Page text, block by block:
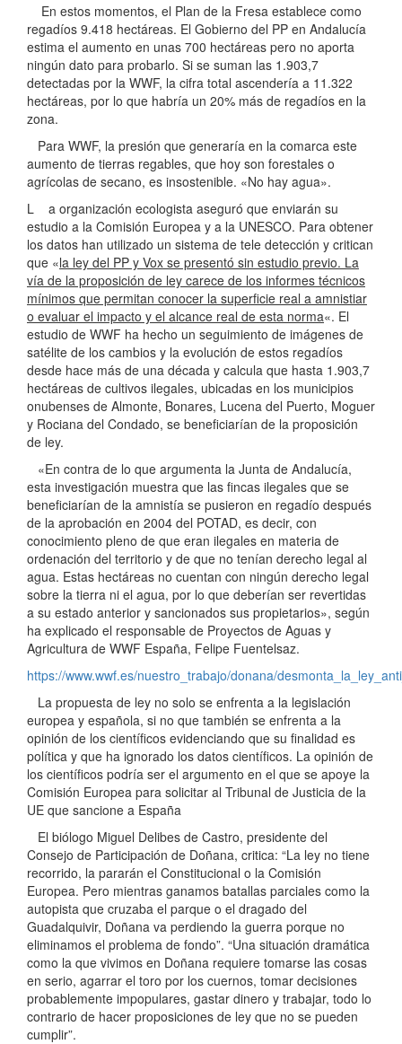
En estos momentos, el Plan de la Fresa establece como
regadíos 9.418 hectáreas. El Gobierno del PP en Andalucía
estima el aumento en unas 700 hectáreas pero no aporta
ningún dato para probarlo. Si se suman las 1.903,7
detectadas por la WWF, la cifra total ascendería a 11.322
hectáreas, por lo que habría un 20% más de regadíos en la
zona.
Para WWF, la presión que generaría en la comarca este
aumento de tierras regables, que hoy son forestales o
agrícolas de secano, es insostenible. «No hay agua».
L a organización ecologista aseguró que enviarán su
estudio a la Comisión Europea y a la UNESCO. Para obtener
los datos han utilizado un sistema de tele detección y critican
que «la ley del PP y Vox se presentó sin estudio previo. La
vía de la proposición de ley carece de los informes técnicos
mínimos que permitan conocer la superficie real a amnistiar
o evaluar el impacto y el alcance real de esta norma«. El
estudio de WWF ha hecho un seguimiento de imágenes de
satélite de los cambios y la evolución de estos regadíos
desde hace más de una década y calcula que hasta 1.903,7
hectáreas de cultivos ilegales, ubicadas en los municipios
onubenses de Almonte, Bonares, Lucena del Puerto, Moguer
y Rociana del Condado, se beneficiarían de la proposición
de ley.
«En contra de lo que argumenta la Junta de Andalucía,
esta investigación muestra que las fincas ilegales que se
beneficiarían de la amnistía se pusieron en regadío después
de la aprobación en 2004 del POTAD, es decir, con
conocimiento pleno de que eran ilegales en materia de
ordenación del territorio y de que no tenían derecho legal al
agua. Estas hectáreas no cuentan con ningún derecho legal
sobre la tierra ni el agua, por lo que deberían ser revertidas
a su estado anterior y sancionados sus propietarios», según
ha explicado el responsable de Proyectos de Aguas y
Agricultura de WWF España, Felipe Fuentelsaz.
https://www.wwf.es/nuestro_trabajo/donana/
La propuesta de ley no solo se enfrenta a la legislación
europea y española, si no que también se enfrenta a la
opinión de los científicos evidenciando que su finalidad es
política y que ha ignorado los datos científicos. La opinión de
los científicos podría ser el argumento en el que se apoye la
Comisión Europea para solicitar al Tribunal de Justicia de la
UE que sancione a España
El biólogo Miguel Delibes de Castro, presidente del
Consejo de Participación de Doñana, critica: “La ley no tiene
recorrido, la pararán el Constitucional o la Comisión
Europea. Pero mientras ganamos batallas parciales como la
autopista que cruzaba el parque o el dragado del
Guadalquivir, Doñana va perdiendo la guerra porque no
eliminamos el problema de fondo”. “Una situación dramática
como la que vivimos en Doñana requiere tomarse las cosas
en serio, agarrar el toro por los cuernos, tomar decisiones
probablemente impopulares, gastar dinero y trabajar, todo lo
contrario de hacer proposiciones de ley que no se pueden
cumplir”.